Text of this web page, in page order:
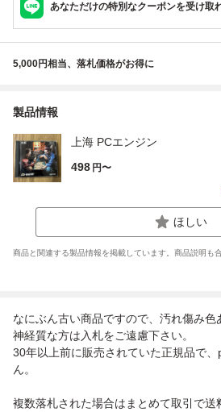
あなただけの特別なクーポンを受け取
5,000円相当、落札価格がお得に
製品情報
上海 PCエンジン
498 円〜
ほしい
商品と関連する製品情報を掲載しています。商品説明も
なにぶん古い商品ですので、汚れ傷み
神経質な方は入札をご遠慮下さい。
30年以上前に販売されていた正規品で
ん。
複数落札された場合はまとめて取引で送